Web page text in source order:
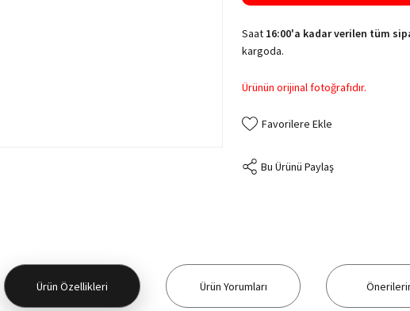
Saat 16:00'a kadar verilen tüm
kargoda.
Ürünün orijinal fotoğrafıdır.
Bu Ürünü Paylaş
Ürün Özellikleri Ürün Yorumları